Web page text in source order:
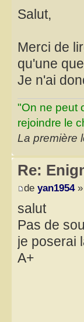
Salut,
Merci de
qu'une
Je n'ai
"On ne peut
rejoindre le
La première
Re:
de yan1954»
salut
Pas de
je poserai
A+